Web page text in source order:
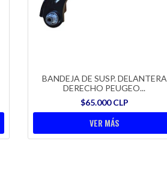
BANDEJA DE SUSP. DELANTERA
DERECHO PEUGEO...
$65.000 CLP
VER MÁS